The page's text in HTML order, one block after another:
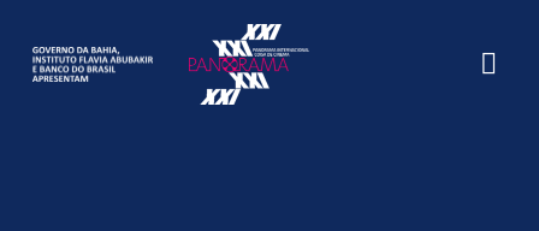
para